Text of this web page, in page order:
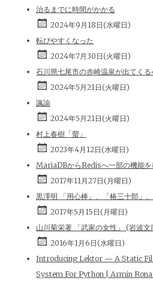
治るまでに時間がかかる
2024年9月18日(水曜日)
転びやすくなった
2024年7月30日(火曜日)
石川県七尾市の赤崎温泉が出てくる
2024年5月21日(火曜日)
諷諭
2024年5月21日(火曜日)
村上春樹「螢」
2023年4月12日(水曜日)
MariaDBからRedisへ一部の機能を
2017年11月27日(月曜日)
黒澤明 「用心棒」、「椿三十郎」
2017年5月15日(月曜日)
山川菊栄著 「武家の女性」 (岩波文
2016年1月6日(水曜日)
Introducing Lektor — A Static
System For Python | Armin